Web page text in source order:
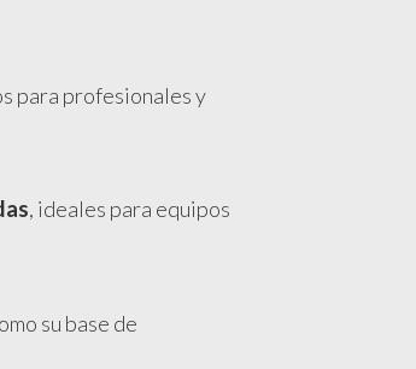
para profesionales y
, ideales para equipos
su base de